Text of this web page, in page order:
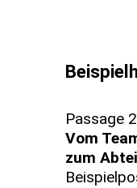
Passage
Vom
zum